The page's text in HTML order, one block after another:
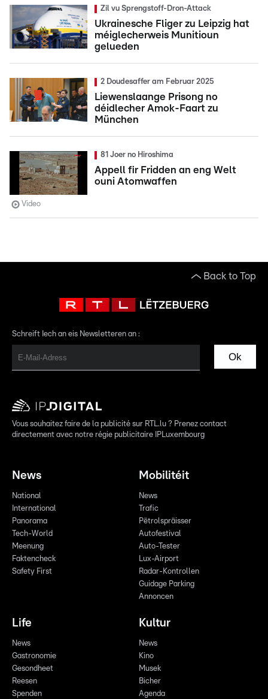
Zil vu Sprengstoff-Dron-Attack
Ukrainesche Fliger zu Leipzig hat
méiglecherweis Munitioun
gelueden
2 Doudesaffer am Februar 2025
Liewenslaange Prisong no
déidlecher Amok-Faart zu
München
81 Joer no Hiroshima
Appell fir Fridden an eng Welt
ouni Atomwaffen
Video
Back to Top
Schreift Iech an eis Newsletteren an :
Ok
Vous souhaitez faire de la publicité sur RTL.lu ? Prenez contact
directement avec notre régie publicitaire IPLuxembourg
News
National
International
Panorama
Tech-World
Meenung
Faktencheck
Safety First
Mobilitéit
News
Trafic
Pëtrolspräisser
Autofestival
Auto-Tester
Lux-Airport
Radar-Kontrollen
Guidage Parking
Annoncen
Life
News
Gastronomie
Gesondheet
Reesen
Spenden
Kultur
News
Kino
Musek
Bicher
Agenda